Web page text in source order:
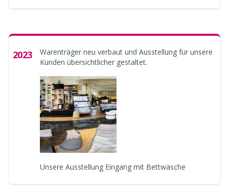
2023
Warenträger neu verbaut und Ausstellung für unsere
Kunden übersichtlicher gestaltet.
Unsere Ausstellung Eingang mit Bettwäsche